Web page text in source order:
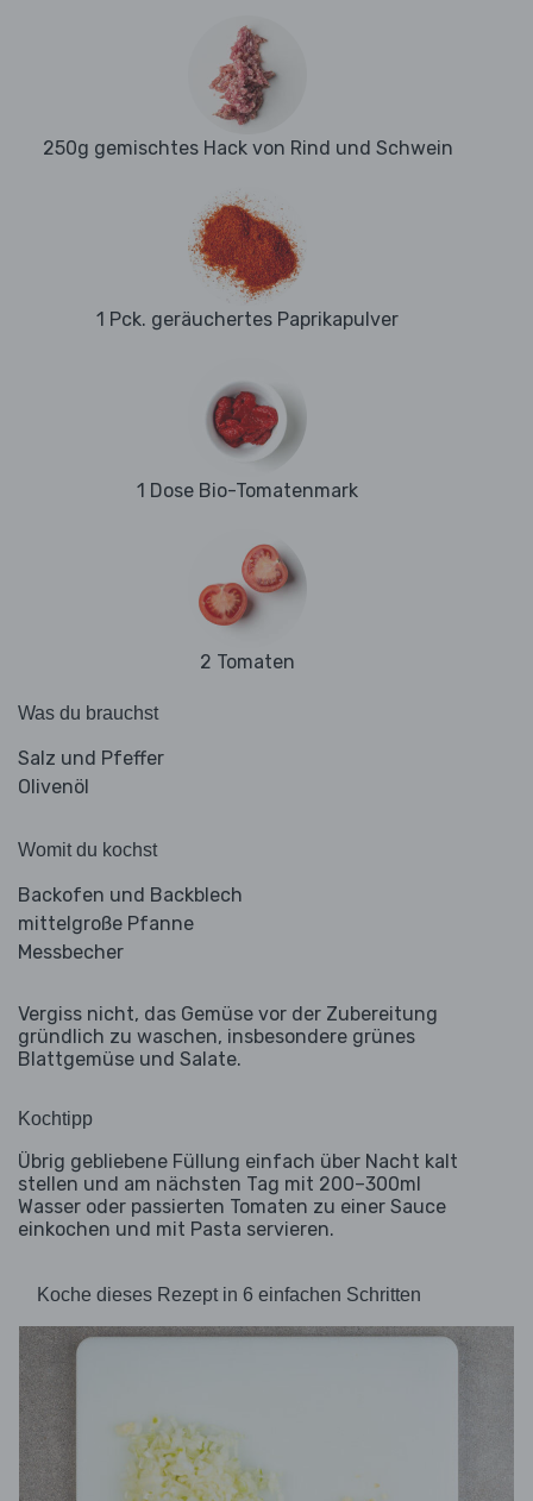
250g gemischtes Hack von Rind und Schwein
1 Pck. geräuchertes Paprikapulver
1 Dose Bio-Tomatenmark
2 Tomaten
Was du brauchst
Salz und Pfeffer
Olivenöl
Womit du kochst
Backofen und Backblech
mittelgroße Pfanne
Messbecher
Vergiss nicht, das Gemüse vor der Zubereitung
gründlich zu waschen, insbesondere grünes
Blattgemüse und Salate.
Kochtipp
Übrig gebliebene Füllung einfach über Nacht kalt
stellen und am nächsten Tag mit 200–300ml
Wasser oder passierten Tomaten zu einer Sauce
einkochen und mit Pasta servieren.
Koche dieses Rezept in 6 einfachen Schritten